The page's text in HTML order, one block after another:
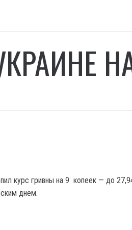
курс гривны на 9 копеек — до
днем.